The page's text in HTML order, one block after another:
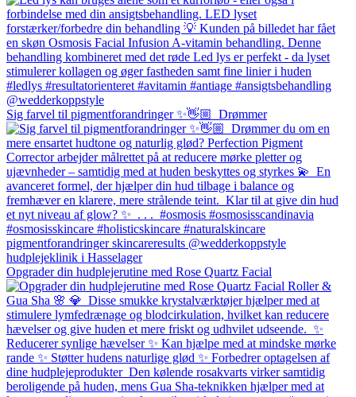
Sig farvel til pigmentforandringer ✨👋🏼⁠ ⁠ Drømmer
Opgrader din hudplejerutine med Rose Quartz Facial